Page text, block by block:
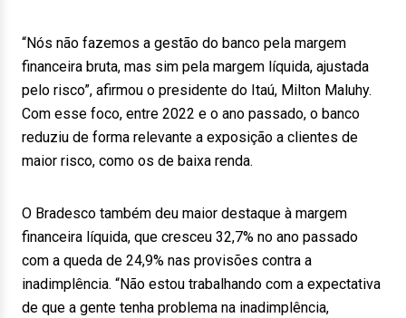
“Nós não fazemos a gestão do banco pela margem
financeira bruta, mas sim pela margem líquida, ajustada
pelo risco”, afirmou o presidente do Itaú, Milton Maluhy.
Com esse foco, entre 2022 e o ano passado, o banco
reduziu de forma relevante a exposição a clientes de
maior risco, como os de baixa renda.
O Bradesco também deu maior destaque à margem
financeira líquida, que cresceu 32,7% no ano passado
com a queda de 24,9% nas provisões contra a
inadimplência. “Não estou trabalhando com a expectativa
de que a gente tenha problema na inadimplência,